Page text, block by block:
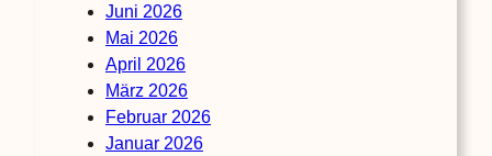
Juni 2026
Mai 2026
April 2026
März 2026
Februar 2026
Januar 2026